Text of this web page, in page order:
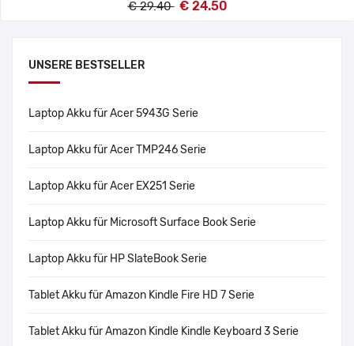
UNSERE BESTSELLER
Laptop Akku für Acer 5943G Serie
Laptop Akku für Acer TMP246 Serie
Laptop Akku für Acer EX251 Serie
Laptop Akku für Microsoft Surface Book Serie
Laptop Akku für HP SlateBook Serie
Tablet Akku für Amazon Kindle Fire HD 7 Serie
Tablet Akku für Amazon Kindle Kindle Keyboard 3 Serie
€ 29.40 € 24.50